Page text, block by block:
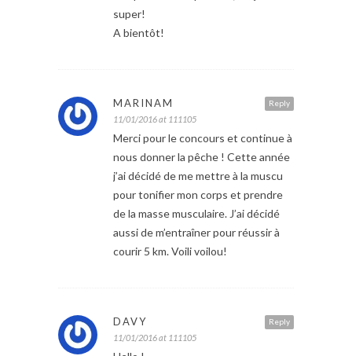
super!
A bientôt!
Reply
MARINAM
11/01/2016 at 111105
Merci pour le concours et continue à
nous donner la pêche ! Cette année
j’ai décidé de me mettre à la muscu
pour tonifier mon corps et prendre
de la masse musculaire. J’ai décidé
aussi de m’entraîner pour réussir à
courir 5 km. Voili voilou!
Reply
DAVY
11/01/2016 at 111105